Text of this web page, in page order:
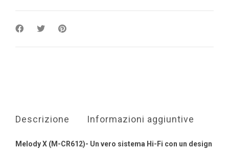
Descrizione Informazioni aggiuntive
Melody X (M-CR612)- Un vero sistema Hi-Fi con un design